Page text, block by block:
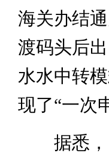
海关办结
渡码头后
水水中转
现了“一次
据悉，1